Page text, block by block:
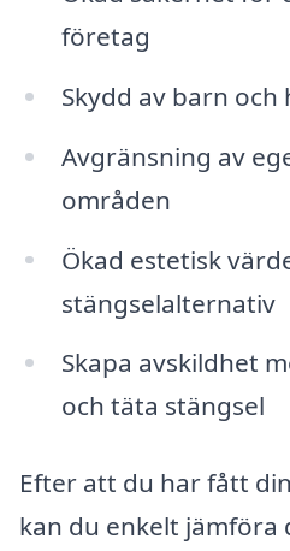
företag
Skydd av barn och
Avgränsning av
områden
Ökad estetisk
stängselalternativ
Skapa avskildhet
och täta stängsel
Efter att du har fått
kan du enkelt jämföra